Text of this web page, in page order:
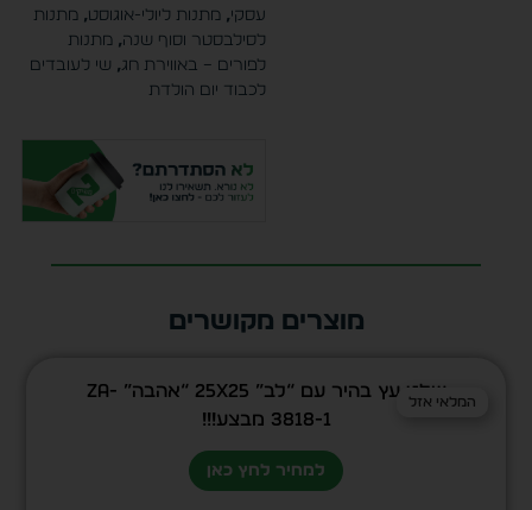
עסקי, מתנות ליולי-אוגוסט, מתנות
לסילבסטר וסוף שנה, מתנות
לפורים – באווירת חג , שי לעובדים
לכבוד יום הולדת
מוצרים מקושרים
המלאי אזל
המלאי אזל
שלט עץ בהיר עם “לב” 25X25 “אהבה” ZA-
3818-1 מבצע!!!
למחיר לחץ כאן